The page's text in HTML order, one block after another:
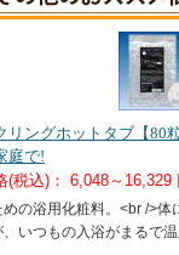
リングホットタブ【
庭で!
(税込)： 6,048～16,329
めの浴用化粧料。<br />体
、いつもの入浴がまるで